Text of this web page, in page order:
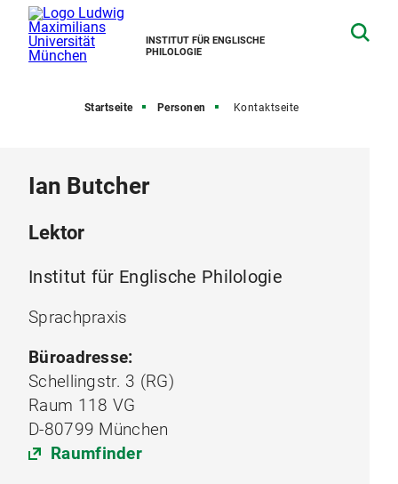
INSTITUT FÜR ENGLISCHE
PHILOLOGIE
Startseite Personen Kontaktseite
Ian Butcher
Lektor
Institut für Englische Philologie
Sprachpraxis
Büroadresse:
Schellingstr. 3 (RG)
Raum 118 VG
D-80799 München
Raumfinder